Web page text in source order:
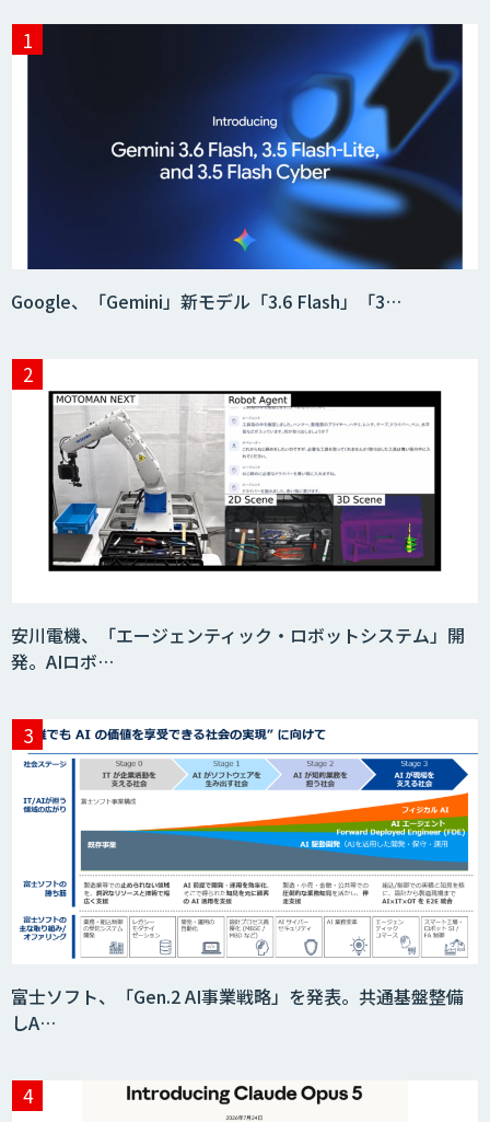
Google、「Gemini」新モデル「3.6 Flash」「3…
安川電機、「エージェンティック・ロボットシステム」開
発。AIロボ…
富士ソフト、「Gen.2 AI事業戦略」を発表。共通基盤整備
しA…